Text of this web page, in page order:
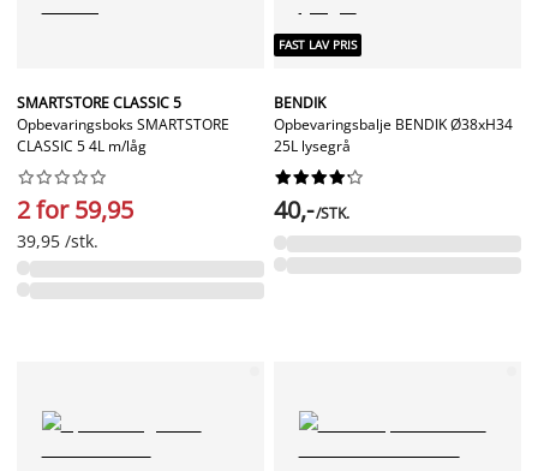
SMARTSTORE CLASSIC 5
Opbevaringsboks SMARTSTORE
CLASSIC 5 4L m/låg






2 for 59,95
39,95 /stk.
FAST LAV PRIS
BENDIK
Opbevaringsbalje BENDIK Ø38xH34
25L lysegrå






40,-/STK.